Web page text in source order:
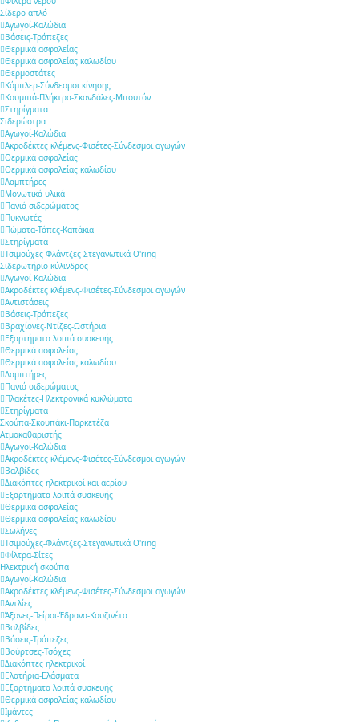
Σίδερο απλό
Αγωγοί-Καλώδια
Βάσεις-Τράπεζες
Θερμικά ασφαλείας
Θερμικά ασφαλείας καλωδίου
Θερμοστάτες
Κόμπλερ-Σύνδεσμοι κίνησης
Κουμπιά-Πλήκτρα-Σκανδάλες-Μπουτόν
Στηρίγματα
Σιδερώστρα
Αγωγοί-Καλώδια
Ακροδέκτες κλέμενς-Φισέτες-Σύνδεσμοι αγωγών
Θερμικά ασφαλείας
Θερμικά ασφαλείας καλωδίου
Λαμπτήρες
Μονωτικά υλικά
Πανιά σιδερώματος
Πυκνωτές
Πώματα-Τάπες-Καπάκια
Στηρίγματα
Τσιμούχες-Φλάντζες-Στεγανωτικά O'ring
Σιδερωτήριο κύλινδρος
Αγωγοί-Καλώδια
Ακροδέκτες κλέμενς-Φισέτες-Σύνδεσμοι αγωγών
Αντιστάσεις
Βάσεις-Τράπεζες
Βραχίονες-Ντίζες-Ωστήρια
Εξαρτήματα λοιπά συσκευής
Θερμικά ασφαλείας
Θερμικά ασφαλείας καλωδίου
Λαμπτήρες
Πανιά σιδερώματος
Πλακέτες-Ηλεκτρονικά κυκλώματα
Στηρίγματα
Σκούπα-Σκουπάκι-Παρκετέζα
Ατμοκαθαριστής
Αγωγοί-Καλώδια
Ακροδέκτες κλέμενς-Φισέτες-Σύνδεσμοι αγωγών
Βαλβίδες
Διακόπτες ηλεκτρικοί και αερίου
Εξαρτήματα λοιπά συσκευής
Θερμικά ασφαλείας
Θερμικά ασφαλείας καλωδίου
Σωλήνες
Τσιμούχες-Φλάντζες-Στεγανωτικά O'ring
Φίλτρα-Σίτες
Ηλεκτρική σκούπα
Αγωγοί-Καλώδια
Ακροδέκτες κλέμενς-Φισέτες-Σύνδεσμοι αγωγών
Αντλίες
Άξονες-Πείροι-Έδρανα-Κουζινέτα
Βαλβίδες
Βάσεις-Τράπεζες
Βούρτσες-Τσόχες
Διακόπτες ηλεκτρικοί
Ελατήρια-Ελάσματα
Εξαρτήματα λοιπά συσκευής
Θερμικά ασφαλείας καλωδίου
Ιμάντες